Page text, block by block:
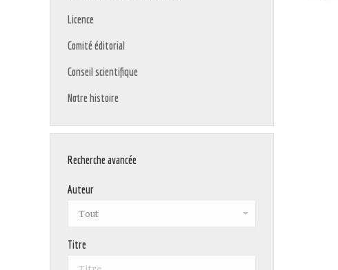
Licence
Comité éditorial
Conseil scientifique
Notre histoire
Recherche avancée
Auteur
Titre